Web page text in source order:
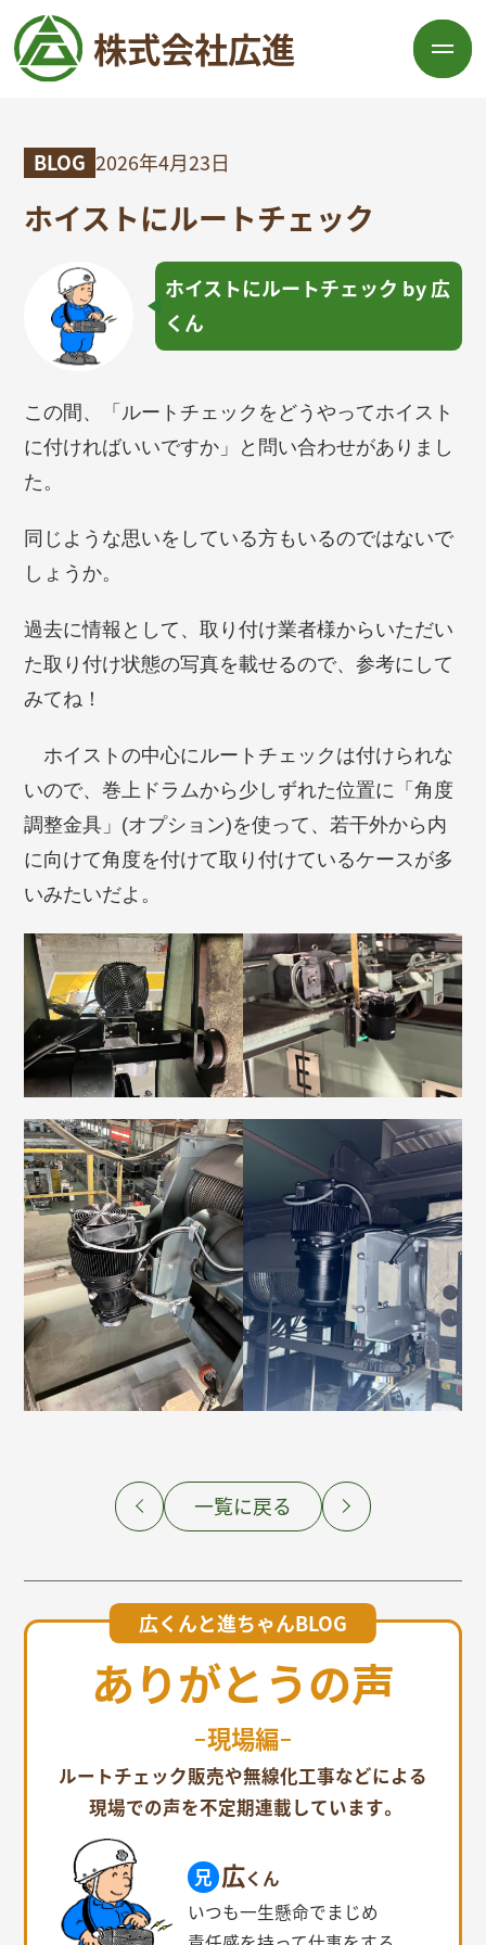
株式会社広進
BLOG 2026年4月23日
ホイストにルートチェック
ホイストにルートチェック by 広
くん
この間、「ルートチェックをどうやってホイスト
に付ければいいですか」と問い合わせがありまし
た。
同じような思いをしている方もいるのではないで
しょうか。
過去に情報として、取り付け業者様からいただい
た取り付け状態の写真を載せるので、参考にして
みてね！
ホイストの中心にルートチェックは付けられな
いので、巻上ドラムから少しずれた位置に「角度
調整金具」(オプション)を使って、若干外から内
に向けて角度を付けて取り付けているケースが多
いみたいだよ。
前の記事
一覧に戻る 次の記事
広くんと進ちゃんBLOG
広くん
いつも一生懸命でまじめ
ありがとうの声
現場編
ルートチェック販売や無線化工事などによる
現場での声を不定期連載しています。